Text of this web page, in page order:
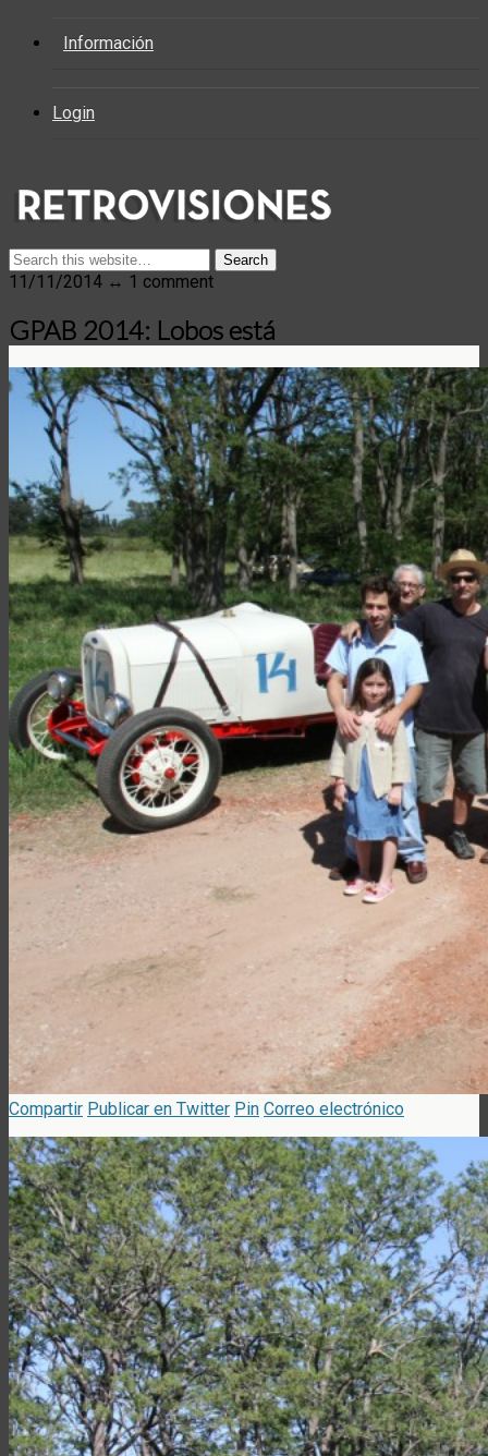
Información
Login
11/11/2014 ↔ 1 comment
GPAB 2014: Lobos está
Compartir Publicar en Twitter Pin Correo electrónico